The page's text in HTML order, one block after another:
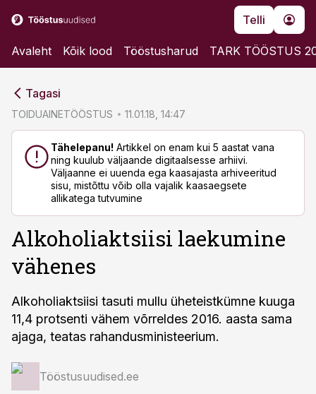
Telli
Avaleht Kõik lood Tööstusharud TARK TÖÖSTUS
Tagasi
TOIDUAINETÖÖSTUS 11.01.18, 14:47
Tähelepanu! Artikkel on enam kui 5 aastat vana
ning kuulub väljaande digitaalsesse arhiivi.
Väljaanne ei uuenda ega kaasajasta arhiveeritud
sisu, mistõttu võib olla vajalik kaasaegsete
allikatega tutvumine
Alkoholiaktsiisi laekumine
vähenes
Alkoholiaktsiisi tasuti mullu üheteistkümne kuuga
11,4 protsenti vähem võrreldes 2016. aasta sama
ajaga, teatas rahandusministeerium.
Tööstusuudised.ee